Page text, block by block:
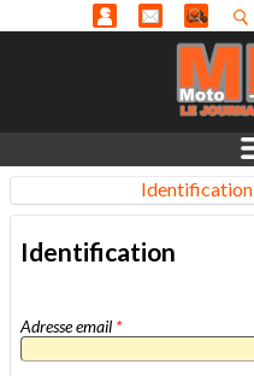
Identification
Identification
Adresse email *